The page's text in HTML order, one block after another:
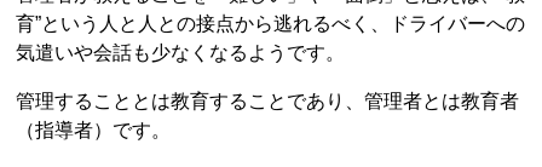
育”という人と人との接点から逃れるべく、ドライバーへの
気遣いや会話も少なくなるようです。
管理することとは教育することであり、管理者とは教育者
（指導者）です。